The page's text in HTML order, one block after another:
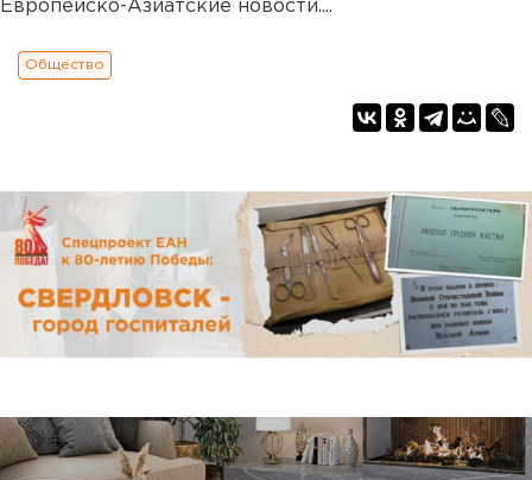
Европейско-Азиатские новости....
Общество